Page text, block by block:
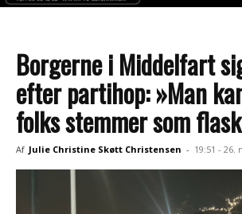
Borgerne i Middelfart
efter partihop: »Man
folks stemmer som
Af Julie Christine Skøtt Christensen - 19:51 -